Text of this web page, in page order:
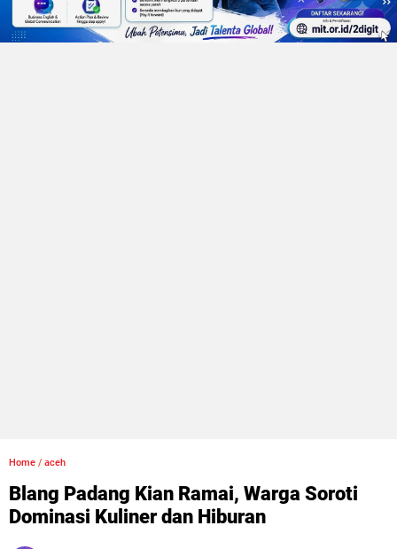
Home / aceh
Blang Padang Kian Ramai, Warga Soroti
Dominasi Kuliner dan Hiburan